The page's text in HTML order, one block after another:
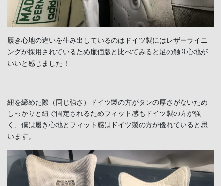
履き心地の違いを生み出しているのはドイツ製にはレザーライニ
ングが採用されているため廉価版と比べてみると足の触り心地が
いいと感じました！
紐を締めた際（同じ強さ）ドイツ製の方がタンの厚さがないため
しっかりと紐で固定されるためフィット感もドイツ製の方が強
く、僕は履き心地とフィット感はドイツ製の方が優れていると思
います。